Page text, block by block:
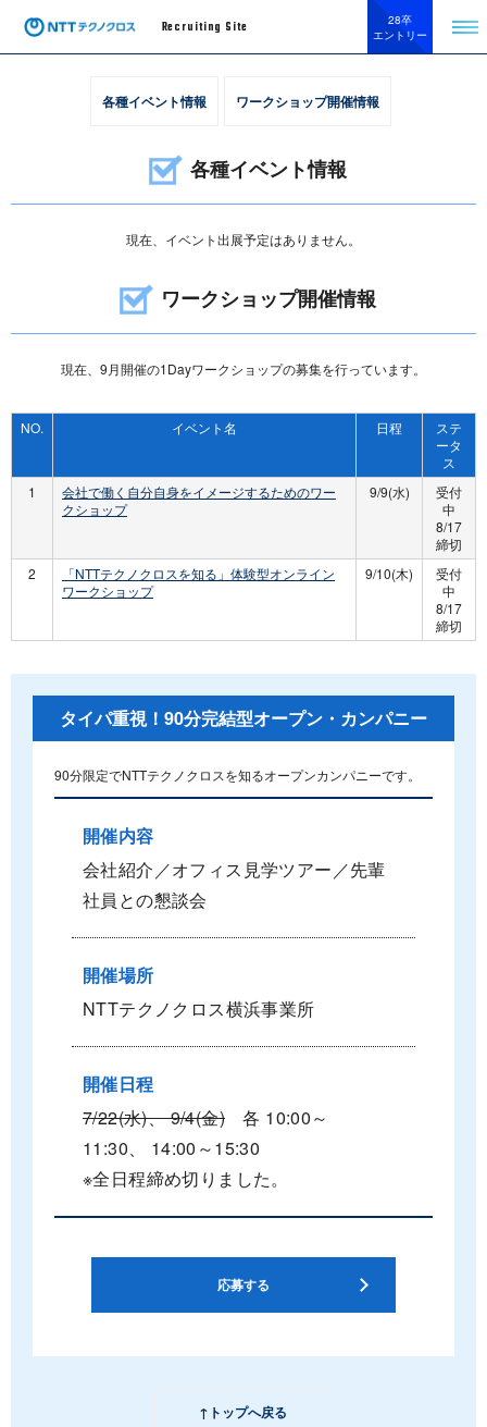
Recruiting Site
28卒
エントリー
各種イベント情報 ワークショップ開催情報
各種イベント情報
現在、イベント出展予定はありません。
ワークショップ開催情報
現在、9月開催の1Dayワークショップの募集を行っています。
NO. イベント名 日程
ステ
ータ
ス
1
会社で働く自分自身をイメージするためのワー
クショップ
9/9(水)
受付
中
8/17
締切
2
「NTTテクノクロスを知る」体験型オンライン
ワークショップ
9/10(木)
受付
中
8/17
締切
タイパ重視！90分完結型オープン・カンパニー
90分限定でNTTテクノクロスを知るオープンカンパニーです。
開催内容
会社紹介／オフィス見学ツアー／先輩
社員との懇談会
開催場所
NTTテクノクロス横浜事業所
開催日程
7/22(水)、 9/4(金) 各 10:00～
11:30、 14:00～15:30
※全日程締め切りました。
応募する
↑トップへ戻る